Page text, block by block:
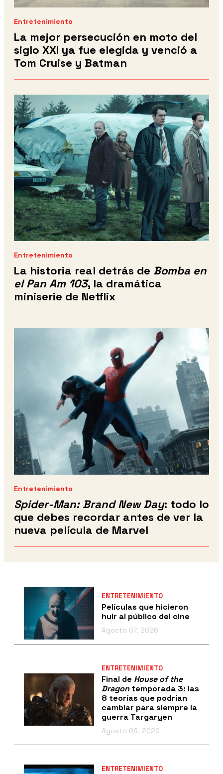
Entretenimiento
La mejor persecución en moto del
siglo XXI ya fue elegida y venció a
Tom Cruise y Batman
Entretenimiento
La historia real detrás de Bomba en
el Pan Am 103, la dramática
miniserie de Netflix
Entretenimiento
Spider-Man: Brand New Day: todo lo
que debes recordar antes de ver la
nueva película de Marvel
ENTRETENIMIENTO
Películas que hicieron
huir al público del cine
Agosto 07, 2026
ENTRETENIMIENTO
Final de House of the
Dragontemporada 3: las
8 teorías que podrían
cambiar para siempre la
guerra Targaryen
Agosto 06, 2026
ENTRETENIMIENTO